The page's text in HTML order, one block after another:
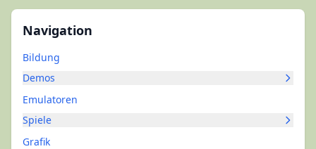
Navigation
Bildung
Demos
Emulatoren
Spiele
Grafik